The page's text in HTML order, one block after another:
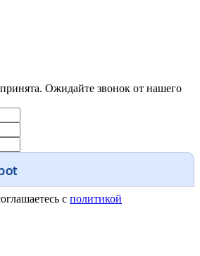
Ожидайте звонок от нашего
с политикой